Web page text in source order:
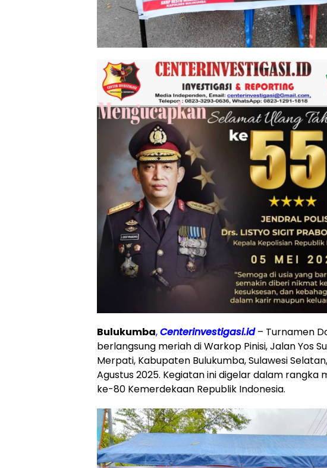
Bulukumba,Centerinvestigasi.id– Turnamen
berlangsung meriah di Warkop Pinisi, Jalan Yos
Merpati, Kabupaten Bulukumba, Sulawesi
Agustus 2025. Kegiatan ini digelar dalam rangka
ke-80 Kemerdekaan Republik Indonesia.